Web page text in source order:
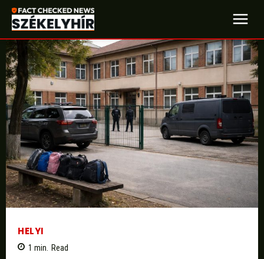
HELYI
1 min. Read